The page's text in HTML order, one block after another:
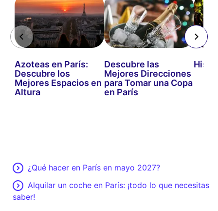
Azoteas en París:
Descubre los
Mejores Espacios en
Altura
Descubre las
Mejores Direcciones
para Tomar una Copa
en París
¿Qué hacer en París en mayo 2027?
Alquilar un coche en París: ¡todo lo que necesitas
saber!